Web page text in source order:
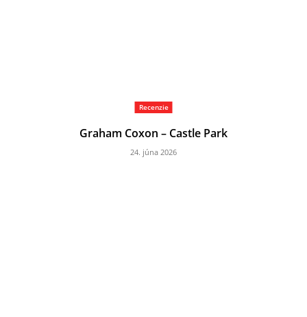
Recenzie
Graham Coxon – Castle Park
24. júna 2026